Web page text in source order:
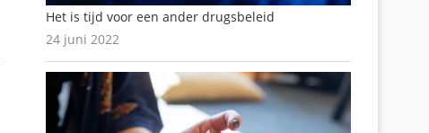
Het is tijd voor een ander drugsbeleid
24 juni 2022